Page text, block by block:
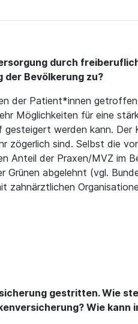
durch
Bevölkerung zu?
der Patient*innen
Möglichkeiten für eine
werden kann. Der
zögerlich sind. Selbst die
Anteil der Praxen/MVZ im
Grünen abgelehnt (vgl.
zahnärztlichen
gestritten. Wie
Wie kann